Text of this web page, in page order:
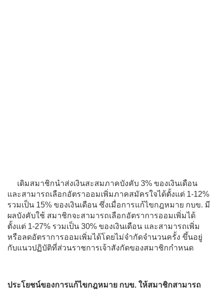
เดิมสมาชิกนำส่งเงินสะสมภาคบังคับ 3% ของเงินเดือน
และสามารถเลือกอัตราออมเพิ่มภาคสมัครใจได้ตั้งแต่ 1-12%
รวมเป็น 15% ของเงินเดือน ซึ่งเมื่อการแก้ไขกฎหมาย กบข. มี
ผลบังคับใช้ สมาชิกจะสามารถเลือกอัตราการออมเพิ่มได้
ตั้งแต่ 1-27% รวมเป็น 30% ของเงินเดือน และสามารถเพิ่ม
หรือลดอัตราการออมเพิ่มได้โดยไม่จำกัดจำนวนครั้ง ขึ้นอยู่
กับแนวปฏิบัติที่ส่วนราชการเจ้าสังกัดของสมาชิกกำหนด
ประโยชน์ของการแก้ไขกฎหมาย กบข. ให้สมาชิกสามารถ